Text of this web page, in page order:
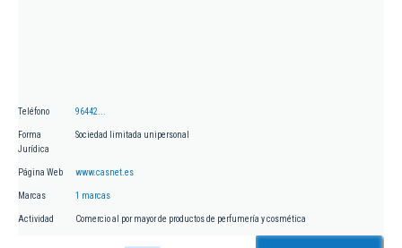
Teléfono 96442...
Forma
Jurídica
Sociedad limitada unipersonal
Página Web www.casnet.es
Marcas 1 marcas
Actividad Comercio al por mayor de productos de perfumería y cosmética